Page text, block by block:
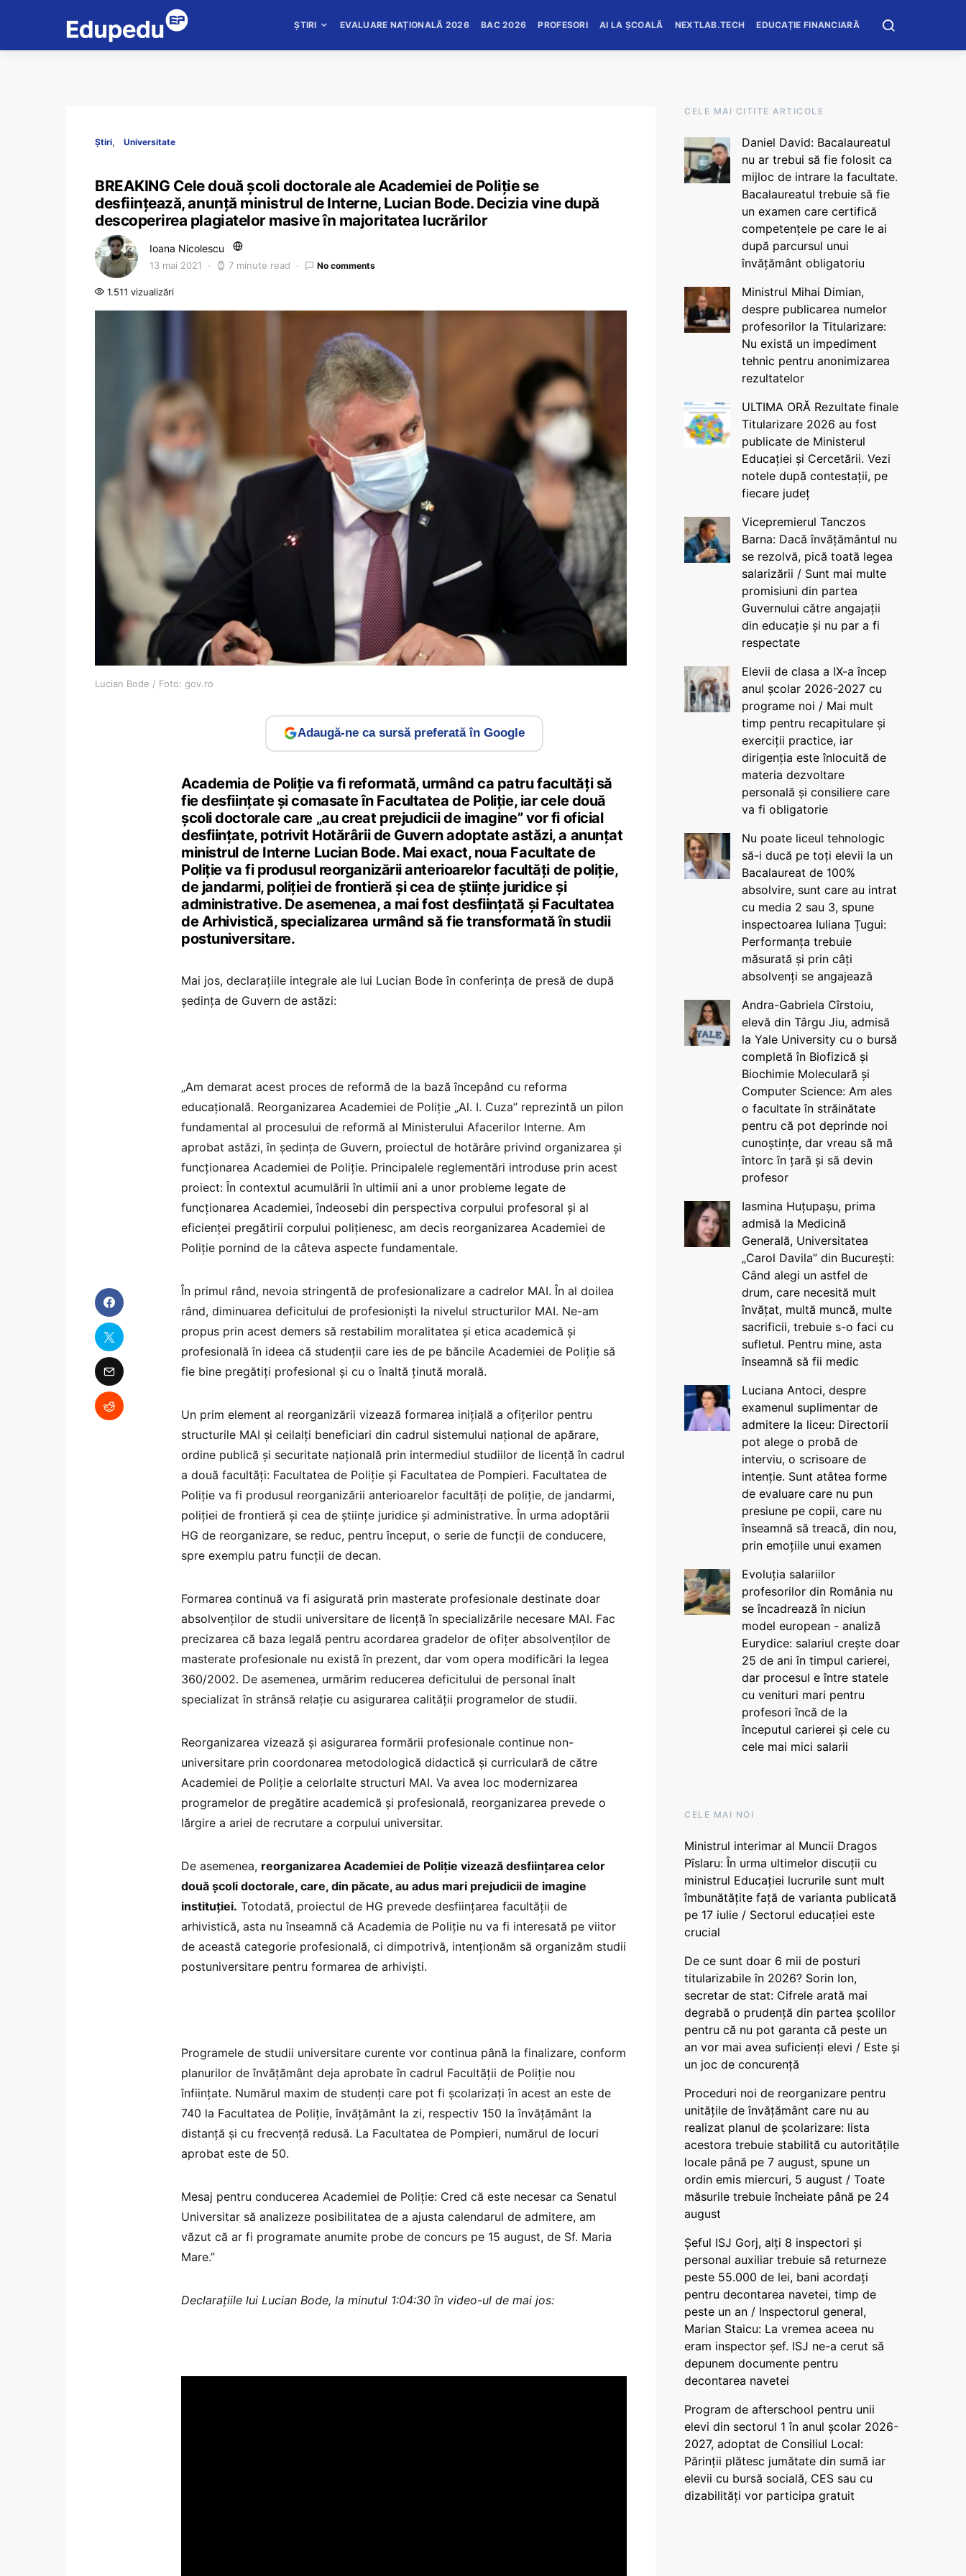
ȘTIRI EVALUARE NAȚIONALĂ 2026 BAC 2026 PROFESORI AI LA ȘCOALĂ NEXTLAB.TECH EDUCAȚIE FINANCIARĂ
Știri Universitate
BREAKING Cele două școli doctorale ale Academiei de Poliție se
desființează, anunță ministrul de Interne, Lucian Bode. Decizia vine după
descoperirea plagiatelor masive în majoritatea lucrărilor
Ioana Nicolescu
13 mai 2021 7 minute read No comments
1.511 vizualizări
Lucian Bode / Foto: gov.ro
Adaugă-ne ca sursă preferată în Google
Academia de Poliție va fi reformată, urmând ca patru facultăți să
fie desființate și comasate în Facultatea de Poliție, iar cele două
școli doctorale care „au creat prejudicii de imagine” vor fi oficial
desființate, potrivit Hotărârii de Guvern adoptate astăzi, a anunțat
ministrul de Interne Lucian Bode. Mai exact, noua Facultate de
Poliție va fi produsul reorganizării anterioarelor facultăți de poliție,
de jandarmi, poliției de frontieră și cea de științe juridice și
administrative. De asemenea, a mai fost desființată și Facultatea
de Arhivistică, specializarea urmând să fie transformată în studii
postuniversitare.
Mai jos, declarațiile integrale ale lui Lucian Bode în conferința de presă de după
ședința de Guvern de astăzi:
„Am demarat acest proces de reformă de la bază începând cu reforma
educațională. Reorganizarea Academiei de Poliție „Al. I. Cuza” reprezintă un pilon
fundamental al procesului de reformă al Ministerului Afacerilor Interne. Am
aprobat astăzi, în ședința de Guvern, proiectul de hotărâre privind organizarea și
funcționarea Academiei de Poliție. Principalele reglementări introduse prin acest
proiect: În contextul acumulării în ultimii ani a unor probleme legate de
funcționarea Academiei, îndeosebi din perspectiva corpului profesoral și al
eficienței pregătirii corpului polițienesc, am decis reorganizarea Academiei de
Poliție pornind de la câteva aspecte fundamentale.
În primul rând, nevoia stringentă de profesionalizare a cadrelor MAI. În al doilea
rând, diminuarea deficitului de profesioniști la nivelul structurilor MAI. Ne-am
propus prin acest demers să restabilim moralitatea și etica academică și
profesională în ideea că studenții care ies de pe băncile Academiei de Poliție să
fie bine pregătiți profesional și cu o înaltă ținută morală.
Un prim element al reorganizării vizează formarea inițială a ofițerilor pentru
structurile MAI și ceilalți beneficiari din cadrul sistemului național de apărare,
ordine publică și securitate națională prin intermediul studiilor de licență în cadrul
a două facultăți: Facultatea de Poliție și Facultatea de Pompieri. Facultatea de
Poliție va fi produsul reorganizării anterioarelor facultăți de poliție, de jandarmi,
poliției de frontieră și cea de științe juridice și administrative. În urma adoptării
HG de reorganizare, se reduc, pentru început, o serie de funcții de conducere,
spre exemplu patru funcții de decan.
Formarea continuă va fi asigurată prin masterate profesionale destinate doar
absolvenților de studii universitare de licență în specializările necesare MAI. Fac
precizarea că baza legală pentru acordarea gradelor de ofițer absolvenților de
masterate profesionale nu există în prezent, dar vom opera modificări la legea
360/2002. De asemenea, urmărim reducerea deficitului de personal înalt
specializat în strânsă relație cu asigurarea calității programelor de studii.
Reorganizarea vizează și asigurarea formării profesionale continue non-
universitare prin coordonarea metodologică didactică și curriculară de către
Academiei de Poliție a celorlalte structuri MAI. Va avea loc modernizarea
programelor de pregătire academică și profesională, reorganizarea prevede o
lărgire a ariei de recrutare a corpului universitar.
De asemenea, reorganizarea Academiei de Poliție vizează desființarea celor
două școli doctorale, care, din păcate, au adus mari prejudicii de imagine
instituției. Totodată, proiectul de HG prevede desființarea facultății de
arhivistică, asta nu înseamnă că Academia de Poliție nu va fi interesată pe viitor
de această categorie profesională, ci dimpotrivă, intenționăm să organizăm studii
postuniversitare pentru formarea de arhiviști.
Programele de studii universitare curente vor continua până la finalizare, conform
planurilor de învățământ deja aprobate în cadrul Facultății de Poliție nou
înființate. Numărul maxim de studenți care pot fi școlarizați în acest an este de
740 la Facultatea de Poliție, învățământ la zi, respectiv 150 la învățământ la
distanță și cu frecvență redusă. La Facultatea de Pompieri, numărul de locuri
aprobat este de 50.
Mesaj pentru conducerea Academiei de Poliție: Cred că este necesar ca Senatul
Universitar să analizeze posibilitatea de a ajusta calendarul de admitere, am
văzut că ar fi programate anumite probe de concurs pe 15 august, de Sf. Maria
Mare.”
Declarațiile lui Lucian Bode, la minutul 1:04:30 în video-ul de mai jos:
CELE MAI CITITE ARTICOLE
Daniel David: Bacalaureatul
nu ar trebui să fie folosit ca
mijloc de intrare la facultate.
Bacalaureatul trebuie să fie
un examen care certifică
competențele pe care le ai
după parcursul unui
învățământ obligatoriu
Ministrul Mihai Dimian,
despre publicarea numelor
profesorilor la Titularizare:
Nu există un impediment
tehnic pentru anonimizarea
rezultatelor
ULTIMA ORĂ Rezultate finale
Titularizare 2026 au fost
publicate de Ministerul
Educației și Cercetării. Vezi
notele după contestații, pe
fiecare județ
Vicepremierul Tanczos
Barna: Dacă învățământul nu
se rezolvă, pică toată legea
salarizării / Sunt mai multe
promisiuni din partea
Guvernului către angajații
din educație și nu par a fi
respectate
Elevii de clasa a IX-a încep
anul școlar 2026-2027 cu
programe noi / Mai mult
timp pentru recapitulare și
exerciții practice, iar
dirigenția este înlocuită de
materia dezvoltare
personală și consiliere care
va fi obligatorie
Nu poate liceul tehnologic
să-i ducă pe toți elevii la un
Bacalaureat de 100%
absolvire, sunt care au intrat
cu media 2 sau 3, spune
inspectoarea Iuliana Țugui:
Performanța trebuie
măsurată și prin câți
absolvenți se angajează
Andra-Gabriela Cîrstoiu,
elevă din Târgu Jiu, admisă
la Yale University cu o bursă
completă în Biofizică și
Biochimie Moleculară și
Computer Science: Am ales
o facultate în străinătate
pentru că pot deprinde noi
cunoștințe, dar vreau să mă
întorc în țară și să devin
profesor
Iasmina Huțupașu, prima
admisă la Medicină
Generală, Universitatea
„Carol Davila” din București:
Când alegi un astfel de
drum, care necesită mult
învățat, multă muncă, multe
sacrificii, trebuie s-o faci cu
sufletul. Pentru mine, asta
înseamnă să fii medic
Luciana Antoci, despre
examenul suplimentar de
admitere la liceu: Directorii
pot alege o probă de
interviu, o scrisoare de
intenție. Sunt atâtea forme
de evaluare care nu pun
presiune pe copii, care nu
înseamnă să treacă, din nou,
prin emoțiile unui examen
Evoluția salariilor
profesorilor din România nu
se încadrează în niciun
model european - analiză
Eurydice: salariul crește doar
25 de ani în timpul carierei,
dar procesul e între statele
cu venituri mari pentru
profesori încă de la
începutul carierei și cele cu
cele mai mici salarii
CELE MAI NOI
Ministrul interimar al Muncii Dragos
Pîslaru: În urma ultimelor discuții cu
ministrul Educației lucrurile sunt mult
îmbunătățite față de varianta publicată
pe 17 iulie / Sectorul educației este
crucial
De ce sunt doar 6 mii de posturi
titularizabile în 2026? Sorin Ion,
secretar de stat: Cifrele arată mai
degrabă o prudență din partea școlilor
pentru că nu pot garanta că peste un
an vor mai avea suficienți elevi / Este și
un joc de concurență
Proceduri noi de reorganizare pentru
unitățile de învățământ care nu au
realizat planul de școlarizare: lista
acestora trebuie stabilită cu autoritățile
locale până pe 7 august, spune un
ordin emis miercuri, 5 august / Toate
măsurile trebuie încheiate până pe 24
august
Șeful ISJ Gorj, alți 8 inspectori și
personal auxiliar trebuie să returneze
peste 55.000 de lei, bani acordați
pentru decontarea navetei, timp de
peste un an / Inspectorul general,
Marian Staicu: La vremea aceea nu
eram inspector șef. ISJ ne-a cerut să
depunem documente pentru
decontarea navetei
Program de afterschool pentru unii
elevi din sectorul 1 în anul școlar 2026-
2027, adoptat de Consiliul Local:
Părinții plătesc jumătate din sumă iar
elevii cu bursă socială, CES sau cu
dizabilităţi vor participa gratuit